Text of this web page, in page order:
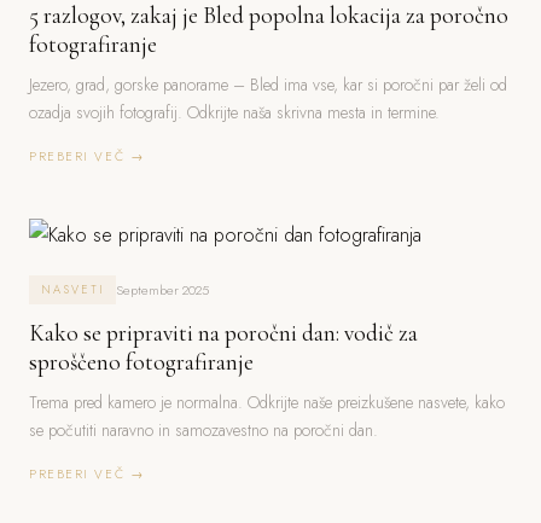
5 razlogov, zakaj je Bled popolna lokacija za poročno
fotografiranje
Jezero, grad, gorske panorame – Bled ima vse, kar si poročni par želi od
ozadja svojih fotografij. Odkrijte naša skrivna mesta in termine.
PREBERI VEČ →
NASVETI September 2025
Kako se pripraviti na poročni dan: vodič za
sproščeno fotografiranje
Trema pred kamero je normalna. Odkrijte naše preizkušene nasvete, kako
se počutiti naravno in samozavestno na poročni dan.
PREBERI VEČ →